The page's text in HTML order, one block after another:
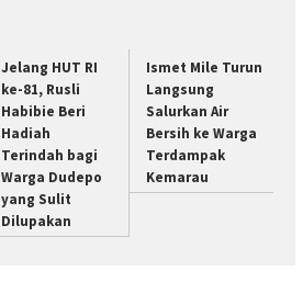
Jelang HUT RI
ke-81, Rusli
Habibie Beri
Hadiah
Terindah bagi
Warga Dudepo
yang Sulit
Dilupakan
Ismet Mile Turun
Langsung
Salurkan Air
Bersih ke Warga
Terdampak
Kemarau